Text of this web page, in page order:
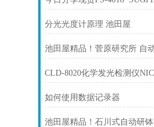
分光光度计原理 池田屋
如何使用数据记录器